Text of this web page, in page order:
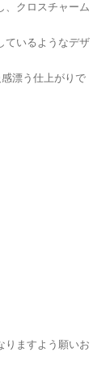
、クロスチャーム
ているようなデザ
漂う仕上がりで
りますよう願いお